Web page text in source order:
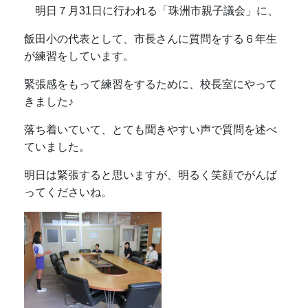
明日７月31日に行われる「珠洲市親子議会」に、
飯田小の代表として、市長さんに質問をする６年生
が練習をしています。
緊張感をもって練習をするために、校長室にやって
きました♪
落ち着いていて、とても聞きやすい声で質問を述べ
ていました。
明日は緊張すると思いますが、明るく笑顔でがんば
ってくださいね。